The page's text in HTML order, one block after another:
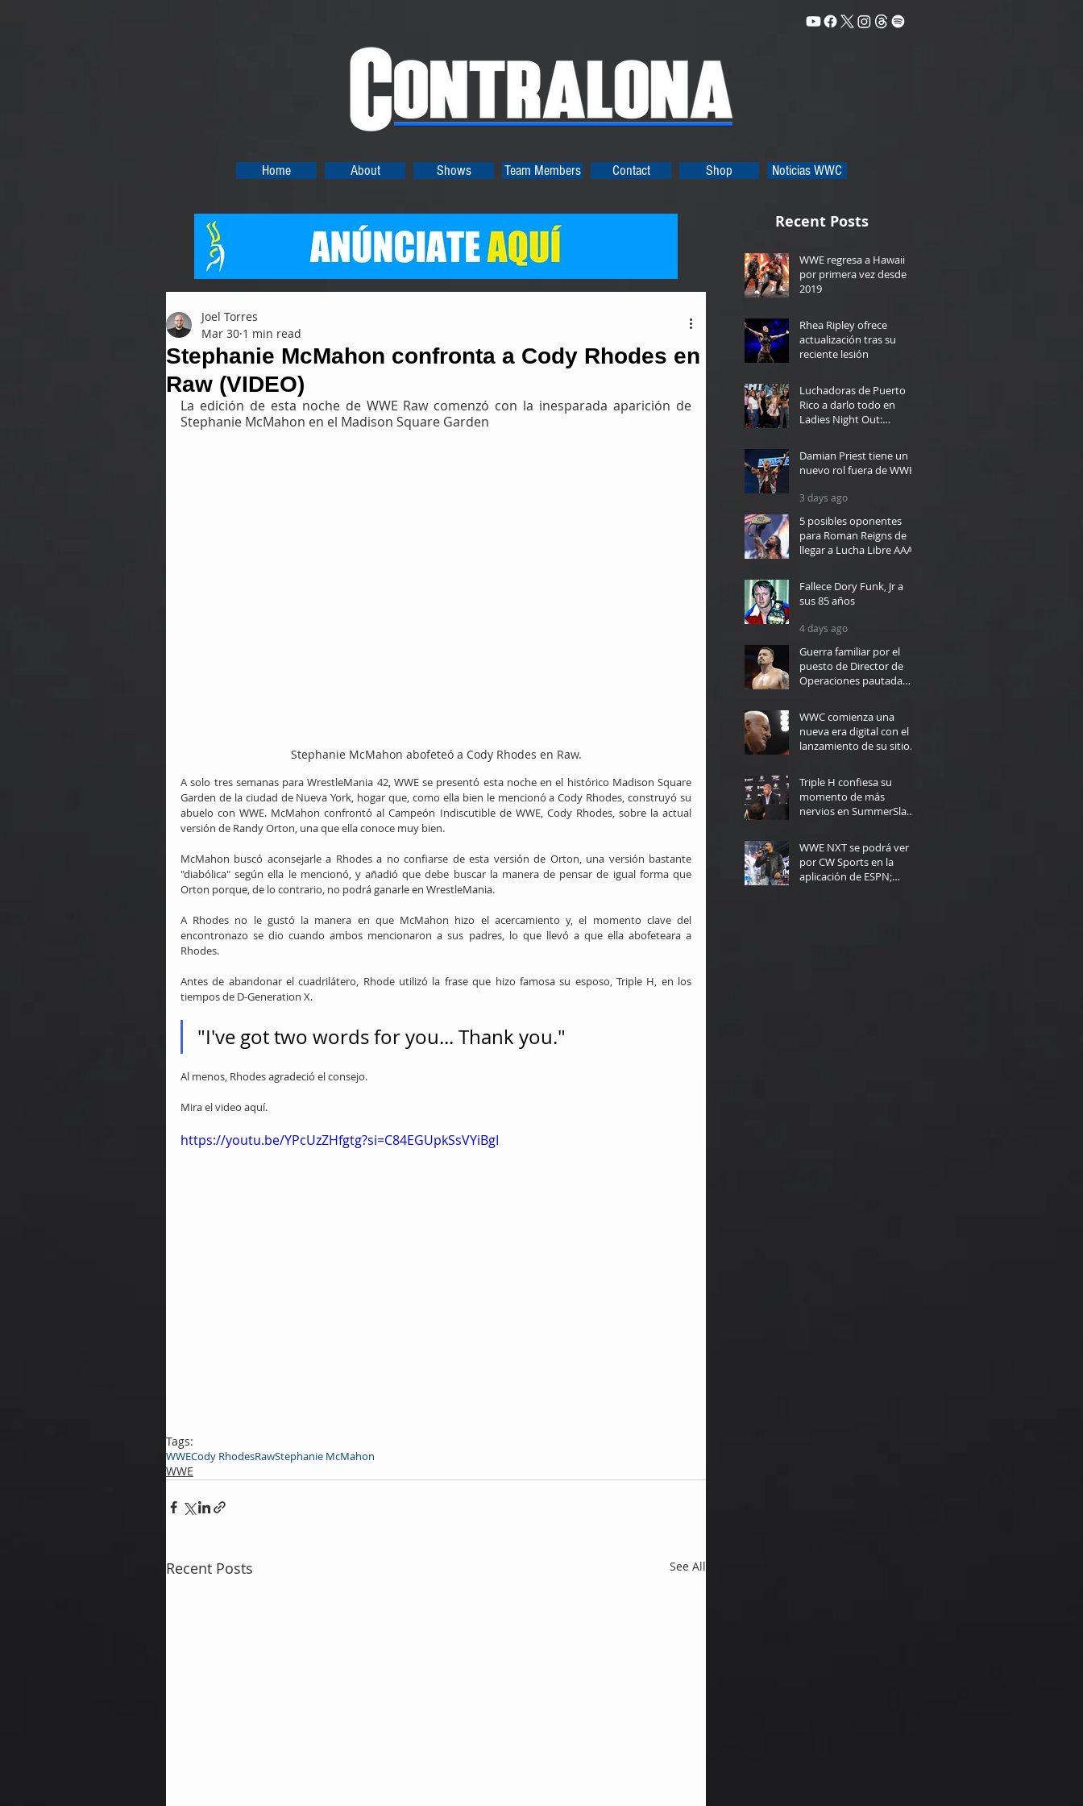
Home About Shows Team Members Contact Shop Noticias WWC
Stephanie McMahon confronta a Cody Rhodes en
Raw (VIDEO)
Joel Torres
Mar 30 1 min read
La edición de esta noche de WWE Raw comenzó con la inesparada aparición de
Stephanie McMahon en el Madison Square Garden
Stephanie McMahon abofeteó a Cody Rhodes en Raw.
A solo tres semanas para WrestleMania 42, WWE se presentó esta noche en el histórico Madison Square
Garden de la ciudad de Nueva York, hogar que, como ella bien le mencionó a Cody Rhodes, construyó su
abuelo con WWE. McMahon confrontó al Campeón Indiscutible de WWE, Cody Rhodes, sobre la actual
versión de Randy Orton, una que ella conoce muy bien.
McMahon buscó aconsejarle a Rhodes a no confiarse de esta versión de Orton, una versión bastante
"diabólica" según ella le mencionó, y añadió que debe buscar la manera de pensar de igual forma que
Orton porque, de lo contrario, no podrá ganarle en WrestleMania.
A Rhodes no le gustó la manera en que McMahon hizo el acercamiento y, el momento clave del
encontronazo se dio cuando ambos mencionaron a sus padres, lo que llevó a que ella abofeteara a
Rhodes.
Antes de abandonar el cuadrilátero, Rhode utilizó la frase que hizo famosa su esposo, Triple H, en los
tiempos de D-Generation X.
"I've got two words for you... Thank you."
Al menos, Rhodes agradeció el consejo.
Mira el video aquí.
https://youtu.be/YPcUzZHfgtg?si=C84EGUpkSsVYiBgI
Tags:
WWECody RhodesRawStephanie McMahon
WWE
Recent Posts See All
Recent Posts
WWE regresa a Hawaii
por primera vez desde
2019
Rhea Ripley ofrece
actualización tras su
reciente lesión
Luchadoras de Puerto
Rico a darlo todo en
Ladies Night Out:
Damian Priest tiene un
nuevo rol fuera de WWE
3 days ago
5 posibles oponentes
para Roman Reigns de
llegar a Lucha Libre AAA
Fallece Dory Funk, Jr a
sus 85 años
4 days ago
Guerra familiar por el
puesto de Director de
Operaciones pautada
WWC comienza una
nueva era digital con el
lanzamiento de su sitio
Triple H confiesa su
momento de más
nervios en SummerSlam:
WWE NXT se podrá ver
por CW Sports en la
aplicación de ESPN;